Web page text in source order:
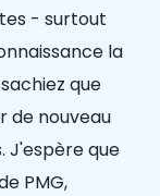
- surtout
la
que
de nouveau
J'espère que
PMG,